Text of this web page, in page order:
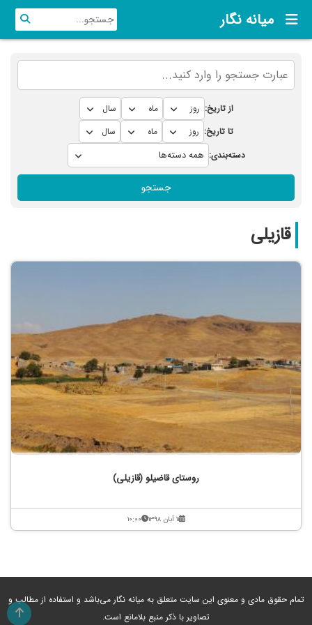
میانه نگار
از تاریخ:
تا تاریخ:
دسته‌بندی:
جستجو
قازیلی
روستای قاضیلو (قازیلی)
۱۱ آبان ۱۳۹۸ ۱۰:۰۰
تمام حقوق مادی و معنوی این سایت متعلق به میانه نگار می‌باشد و استفاده از مطالب و
تصاویر با ذکر منبع بلامانع است.